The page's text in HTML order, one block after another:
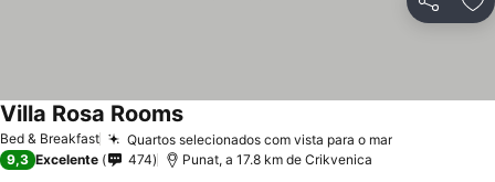
Partilhar
Bed & Breakfast Quartos selecionados com vista para o mar
Villa Rosa Rooms
9,3 Excelente 474 Punat, a 17.8 km de Crikvenica